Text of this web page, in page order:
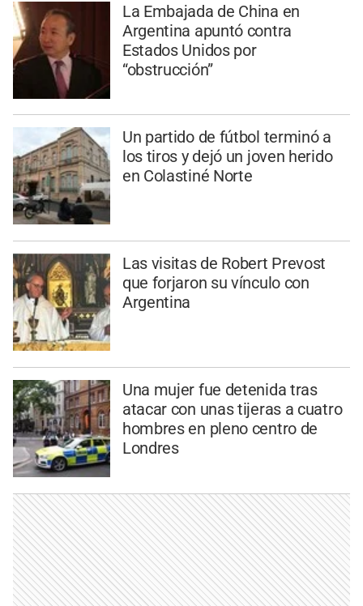
La Embajada de China en
Argentina apuntó contra
Estados Unidos por
“obstrucción”
Un partido de fútbol terminó a
los tiros y dejó un joven herido
en Colastiné Norte
Las visitas de Robert Prevost
que forjaron su vínculo con
Argentina
Una mujer fue detenida tras
atacar con unas tijeras a cuatro
hombres en pleno centro de
Londres